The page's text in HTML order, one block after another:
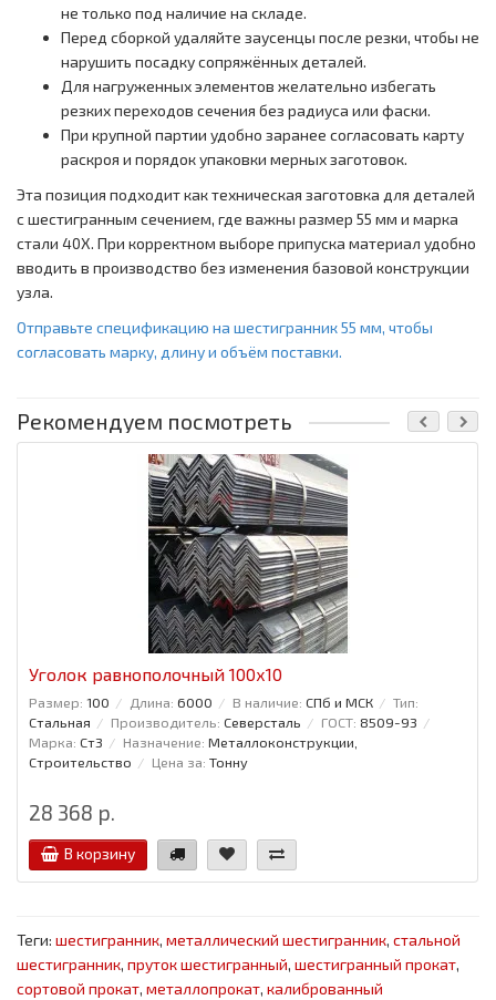
не только под наличие на складе.
Перед сборкой удаляйте заусенцы после резки, чтобы не
нарушить посадку сопряжённых деталей.
Для нагруженных элементов желательно избегать
резких переходов сечения без радиуса или фаски.
При крупной партии удобно заранее согласовать карту
раскроя и порядок упаковки мерных заготовок.
Эта позиция подходит как техническая заготовка для деталей
с шестигранным сечением, где важны размер 55 мм и марка
стали 40Х. При корректном выборе припуска материал удобно
вводить в производство без изменения базовой конструкции
узла.
Отправьте спецификацию на шестигранник 55 мм, чтобы
согласовать марку, длину и объём поставки.
Рекомендуем посмотреть
Уголок равнополочный 100x10
Размер: 100 Длина: 6000 В наличие: СПб и МСК
Тип:
Стальная
Производитель: Северсталь ГОСТ: 8509-93
Марка: Ст3 Назначение: Металлоконструкции,
Строительство
Цена за: Тонну
28 368 р.
В корзину
Теги: шестигранник, металлический шестигранник, стальной
шестигранник, пруток шестигранный, шестигранный прокат,
сортовой прокат, металлопрокат, калиброванный